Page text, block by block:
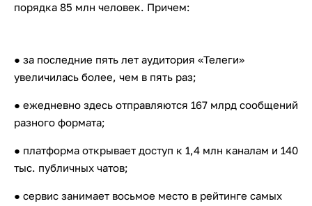
порядка 85 млн человек. Причем:
● за последние пять лет аудитория «Телеги»
увеличилась более, чем в пять раз;
● ежедневно здесь отправляются 167 млрд сообщений
разного формата;
● платформа открывает доступ к 1,4 млн каналам и 140
тыс. публичных чатов;
● сервис занимает восьмое место в рейтинге самых